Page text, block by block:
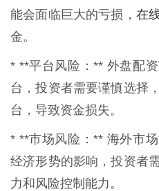
能会面临巨大的亏损， 在
金。
* **平台风险：** 外盘配
台，投资者需要谨慎选择
台，导致资金损失。
* **市场风险：** 海外市
经济形势的影响，投资者
力和风险控制能力。